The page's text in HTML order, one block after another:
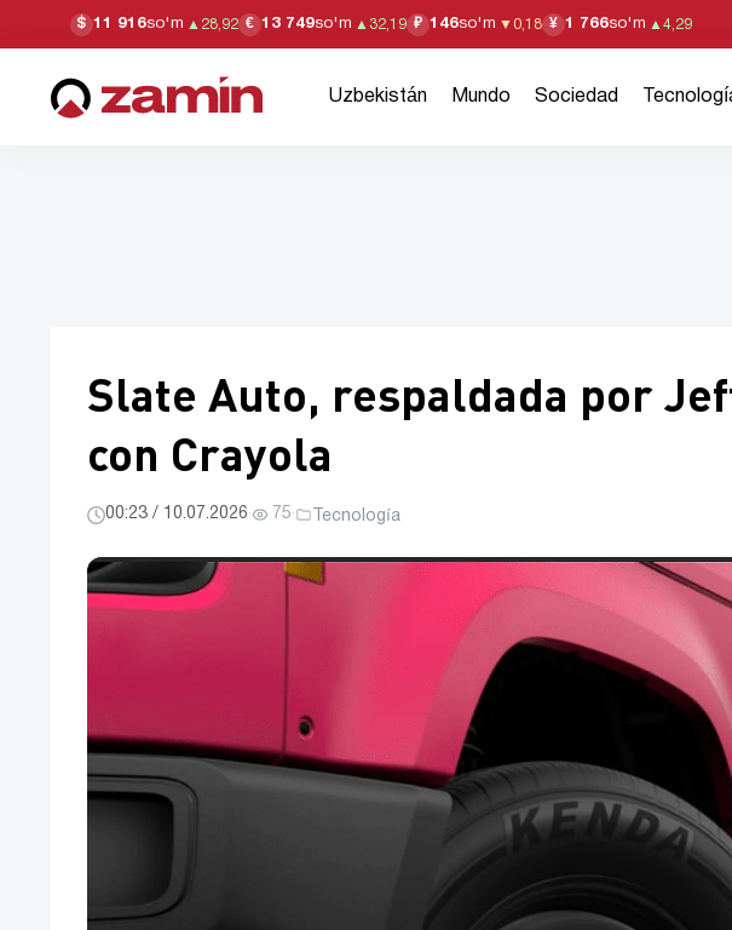
$ 11 916so'm ▲ 28,92 € 13 749so'm ▲ 32,19 ₽ 146so'm ▼ 0,18 ¥ 1 766so'm ▲ 4,29
Uzbekistán Mundo Sociedad
Slate Auto, respaldada por
con Crayola
00:23 / 10.07.2026· 75· Tecnología